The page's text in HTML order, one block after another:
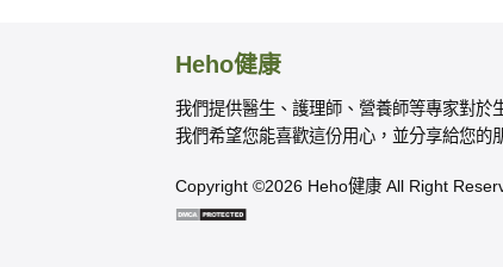
Heho健康
我們提供醫生、護理師、營養師等專家對於
我們希望您能喜歡這份用心，並分享給您的
Copyright ©2026 Heho健康 All Right